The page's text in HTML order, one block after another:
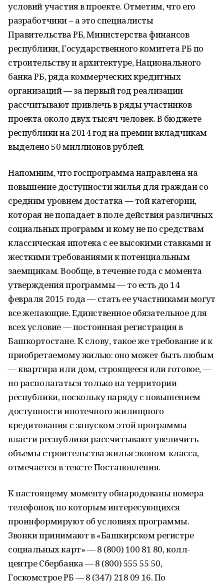
условий участия в проекте. Отметим, что его
разработчики – а это специалисты
Правительства РБ, Министерства финансов
республики, Государственного комитета РБ по
строительству и архитектуре, Национального
банка РБ, ряда коммерческих кредитных
организаций — за первый год реализации
рассчитывают привлечь в ряды участников
проекта около двух тысяч человек. В бюджете
республики на 2014 год на премии вкладчикам
выделено 50 миллионов рублей.
Напомним, что госпрограмма направлена на
повышение доступности жилья для граждан со
средним уровнем достатка — той категории,
которая не попадает в поле действия различных
социальных программ и кому не по средствам
классическая ипотека с ее высокими ставками и
жесткими требованиями к потенциальным
заемщикам. Вообще, в течение года с момента
утверждения программы — то есть до 14
февраля 2015 года — стать ее участниками могут
все желающие. Единственное обязательное для
всех условие — постоянная регистрация в
Башкортостане. К слову, такое же требование и к
приобретаемому жилью: оно может быть любым
— квартира или дом, строящееся или готовое, —
но располагаться только на территории
республики, поскольку наряду с повышением
доступности ипотечного жилищного
кредитования с запуском этой программы
власти республики рассчитывают увеличить
объемы строительства жилья эконом-класса,
отмечается в тексте Постановления.
К настоящему моменту обнародованы номера
телефонов, по которым интересующихся
проинформируют об условиях программы.
Звонки принимают в «Башкирском регистре
социальных карт» — 8 (800) 100 81 80, колл-
центре Сбербанка — 8 (800) 555 55 50,
Госкомстрое РБ — 8 (347) 218 09 16. По